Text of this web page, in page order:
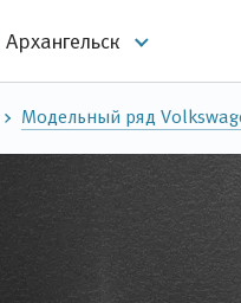
Архангельск
Модельный ряд